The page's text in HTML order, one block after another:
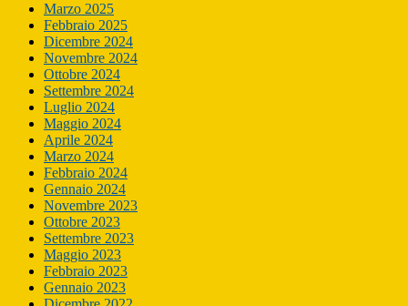
Marzo 2025
Febbraio 2025
Dicembre 2024
Novembre 2024
Ottobre 2024
Settembre 2024
Luglio 2024
Maggio 2024
Aprile 2024
Marzo 2024
Febbraio 2024
Gennaio 2024
Novembre 2023
Ottobre 2023
Settembre 2023
Maggio 2023
Febbraio 2023
Gennaio 2023